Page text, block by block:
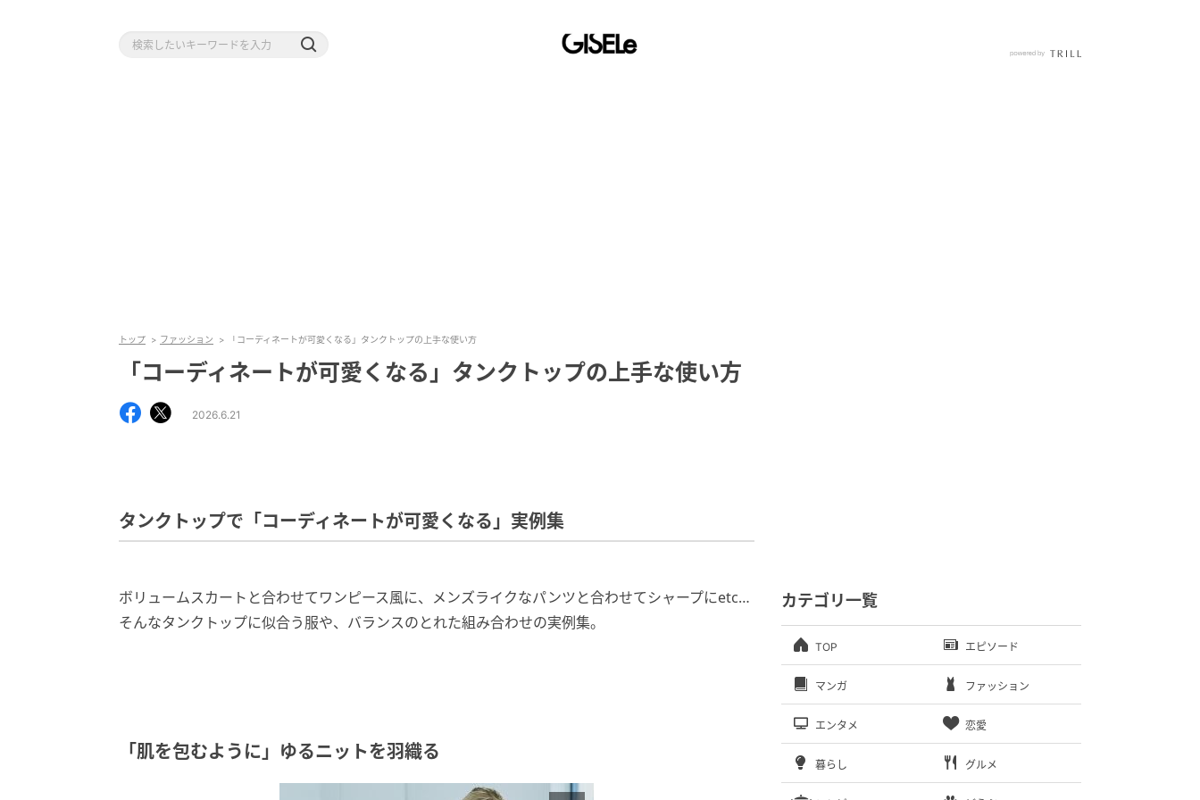
トップ ファッション 「コーディネートが可愛くなる」タンクトップの上手な使い方
「コーディネートが可愛くなる」タンクトップの上手な使い方
2026.6.21
タンクトップで「コーディネートが可愛くなる」実例集
ボリュームスカートと合わせてワンピース風に、メンズライクなパンツと合わせてシャープにetc…
そんなタンクトップに似合う服や、バランスのとれた組み合わせの実例集。
「肌を包むように」ゆるニットを羽織る
カテゴリ一覧
TOP エピソード
マンガ ファッション
エンタメ 恋愛
暮らし グルメ